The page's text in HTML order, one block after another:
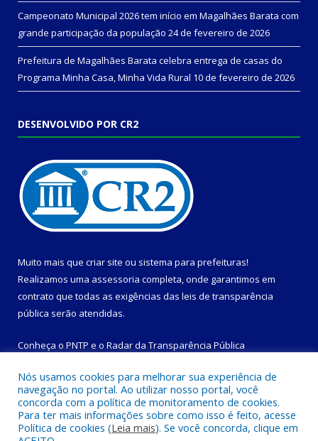
Campeonato Municipal 2026 tem início em Magalhães Barata com
grande participação da população 24 de fevereiro de 2026
Prefeitura de Magalhães Barata celebra entrega de casas do
Programa Minha Casa, Minha Vida Rural 10 de fevereiro de 2026
DESENVOLVIDO POR CR2
Muito mais que criar site ou sistema para prefeituras!
Realizamos uma assessoria completa, onde garantimos em
contrato que todas as exigências das leis de transparência
pública serão atendidas.
Conheça o PNTP e o Radar da Transparência Pública
Todos os direitos reservados a Prefeitura Municipal de
Magalhães Barata.
Nós usamos cookies para melhorar sua experiência de
navegação no portal. Ao utilizar nosso portal, você
concorda com a política de monitoramento de cookies.
Para ter mais informações sobre como isso é feito, acesse
Política de cookies (Leia mais). Se você concorda, clique em